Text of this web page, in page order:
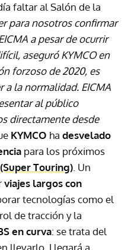
faltar al Salón de la
para nosotros confirmar
a pesar de ocurrir
aseguró KYMCO en
forzoso de 2020, es
la normalidad. EICMA
al público
directamente desde
KYMCO ha desvelado
para los próximos
Touring). Un
viajes largos con
tecnologías como el
de tracción y la
en curva: se trata del
llevarlo. Llegará a